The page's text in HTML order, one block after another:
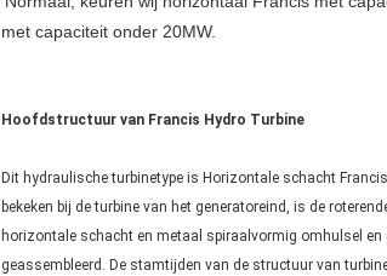
met capaciteit onder 20MW.
Hoofdstructuur van Francis Hydro Turbine
Dit hydraulische turbinetype is Horizontale schacht
bekeken bij de turbine van het generatoreind, is de
horizontale schacht en metaal spiraalvormig omhulsel en
geassembleerd. De stamtijden van de structuur van